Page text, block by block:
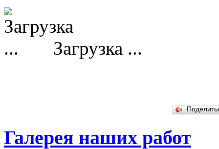
Загрузка ...
Галерея наших работ